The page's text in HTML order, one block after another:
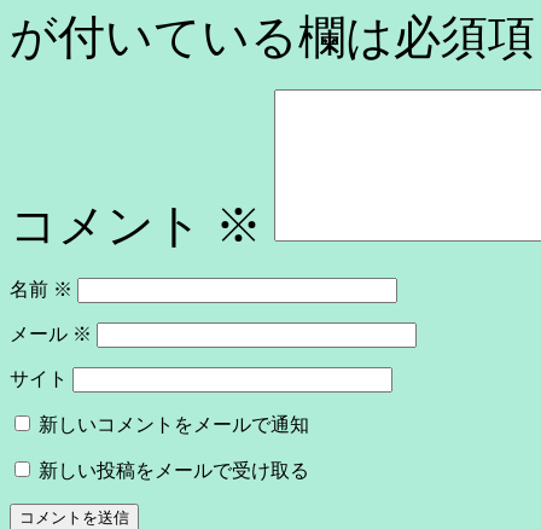
が付いている欄は必須
コメント ※
名前 ※
メール ※
サイト
新しいコメントをメールで通知
新しい投稿をメールで受け取る